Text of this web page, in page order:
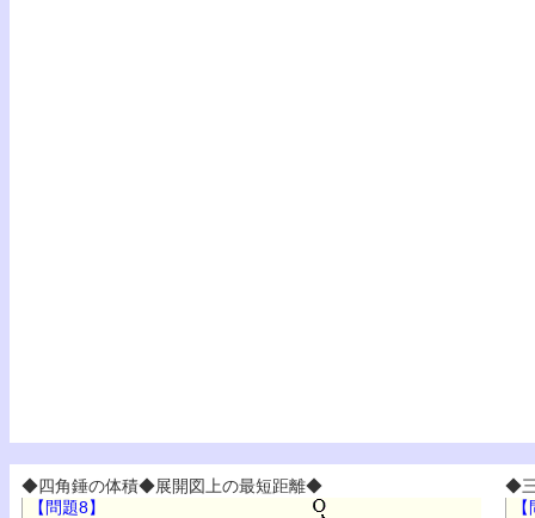
◆四角錘の体積◆展開図上の最短距離◆
【問題8】
◆